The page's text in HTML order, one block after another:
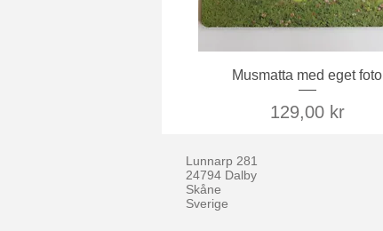
Snabbvisning
Musmatta med eget foto
Pris
129,00 kr
Lunnarp 281
24794 Dalby
Skåne
Sverige